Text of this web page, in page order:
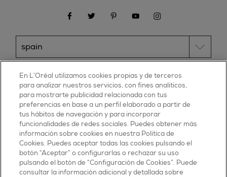
© 2025 essie todos los derechos reservados
condiciones de uso
facebooktwitter pinterestyoutubeinstagram
ESSIE
30, rue d’Alsace – 92300 Levallois-Perret
FRANCE
Contáctanos
900 181 055
En L’Oréal utilizamos cookies propias y de terceros
para analizar nuestros servicios, con fines analíticos,
para mostrarte publicidad relacionada con tus
preferencias en base a un perfil elaborado a partir de
tus hábitos de navegación y para incorporar
funcionalidades de redes sociales. Puedes obtener más
información sobre cookies en nuestra Política de
Cookies. Puedes aceptar todas las cookies pulsando el
botón “Aceptar” o configurarlas o rechazar su uso
pulsando el botón de “Configuración de Cookies”. Puede
consultar la información adicional y detallada sobre